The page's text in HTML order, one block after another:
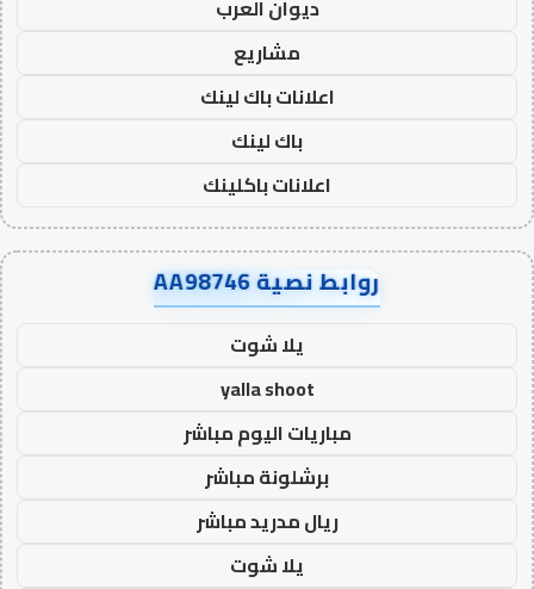
ديوان العرب
مشاريع
اعلانات باك لينك
باك لينك
اعلانات باكلينك
روابط نصية AA98746
يلا شوت
yalla shoot
مباريات اليوم مباشر
برشلونة مباشر
ريال مدريد مباشر
يلا شوت